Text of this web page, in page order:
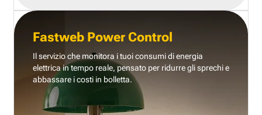
Fastweb Power Control
Il servizio che monitora i tuoi consumi di energia
elettrica in tempo reale, pensato per ridurre gli sprechi e
abbassare i costi in bolletta.